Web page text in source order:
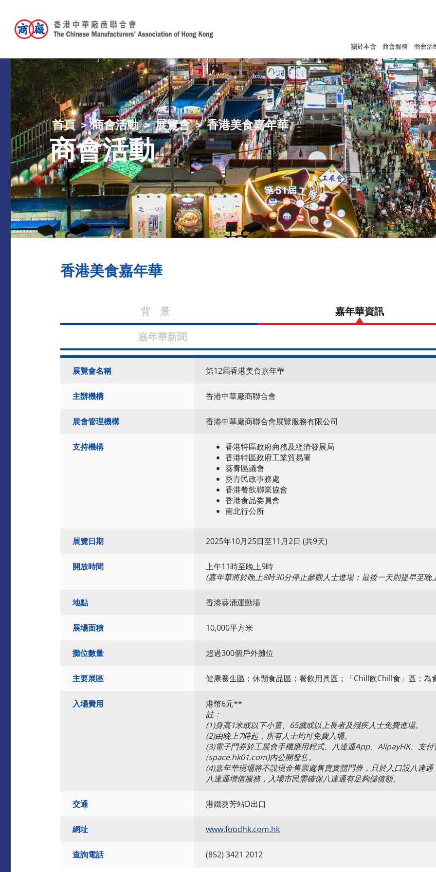
關於本會 商會服務 商會活
首頁 商會活動 展覽會 香港美食嘉年華
商會活動
香港美食嘉年華
背 景
嘉年華資
嘉年華新聞
展覽會名稱 第12屆香港美食嘉年華
主辦機構 香港中華廠商聯合會
展會管理機構 香港中華廠商聯合會展覽服務有限公司
支持機構
香港特區政府商務及經濟發展局
香港特區政府工業貿易署
葵青區議會
葵青民政事務處
香港餐飲聯業協會
香港食品委員會
南北行公所
展覽日期 2025年10月25日至11月2日 (共9天)
開放時間
上午11時至晚上9時
(嘉年華將於晚上8時30分停止參觀人士進場；最後一天則提早至晚
地點 香港葵涌運動場
展場面積 10,000平方米
攤位數量 超過300個戶外攤位
主要展區 健康養生區；休閒食品區；餐飲用具區；「Chill飲Chill食」區；為
入場費用
港幣6元**
註：
(1)身高1米或以下小童、65歲或以上長者及殘疾人士免費進場。
(2)由晚上7時起，所有人士均可免費入場。
(3)電子門券於工展會手機應用程式、八達通App、AlipayHK、支
(space.hk01.com)內公開發售。
(4)嘉年華現場將不設現金售票處售賣實體門券，只於入口設八達
八達通增值服務，入場市民需確保八達通有足夠儲值額。
交通 港鐵葵芳站D出口
網址 www.foodhk.com.hk
查詢電話 (852) 3421 2012